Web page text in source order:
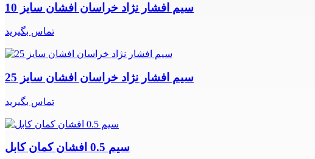
سیم افشار نژاد خراسان افشان سایز 10
تماس بگیرید
سیم افشار نژاد خراسان افشان سایز 25
تماس بگیرید
سیم 0.5 افشان کمان کابل